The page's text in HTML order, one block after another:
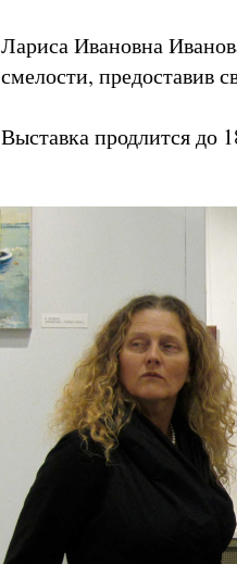
Лариса Ивановна
смелости, предоставив
Выставка продлится до